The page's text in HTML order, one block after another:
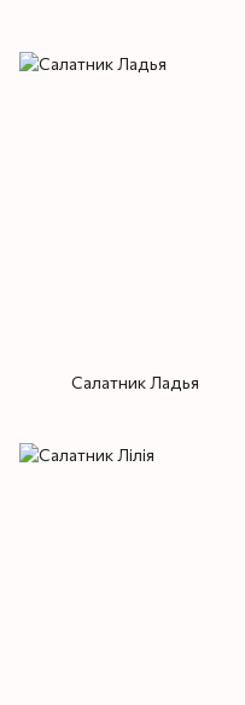
Салатник Ладья